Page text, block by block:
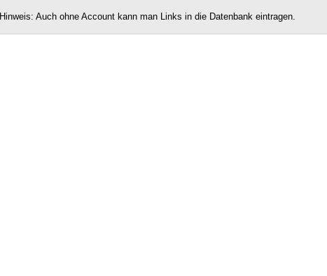
Hinweis: Auch ohne Account kann man Links in die Datenbank eintragen.